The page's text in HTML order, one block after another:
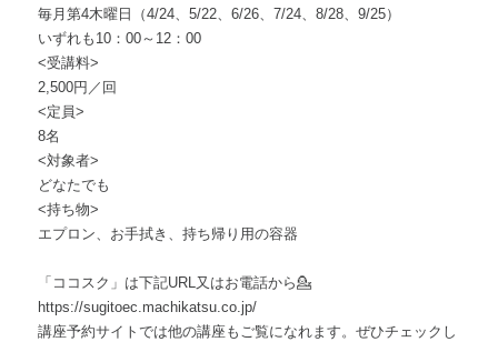
毎月第4木曜日（4/24、5/22、6/26、7/24、8/28、9/25）
いずれも10：00～12：00
<受講料>
2,500円／回
<定員>
8名
<対象者>
どなたでも
<持ち物>
エプロン、お手拭き、持ち帰り用の容器
「ココスク」は下記URL又はお電話から💁
https://sugitoec.machikatsu.co.jp/
講座予約サイトでは他の講座もご覧になれます。ぜひチェックし